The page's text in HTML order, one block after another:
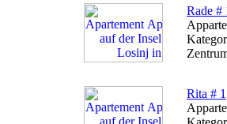
Rade #
Rita # 1